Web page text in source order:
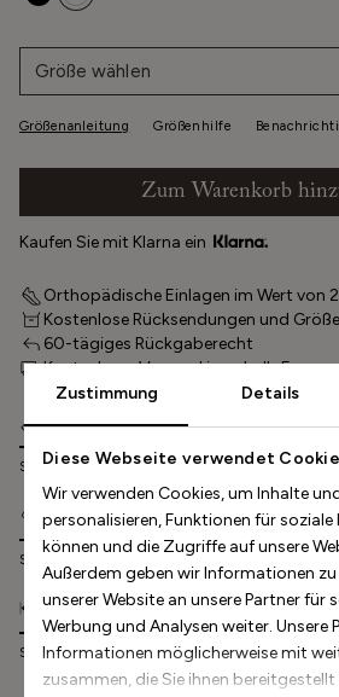
Zustimmung Details
Diese Webseite verwendet
Wir verwenden Cookies, um Inhalte
personalisieren, Funktionen für soziale
können und die Zugriffe auf unsere
Außerdem geben wir Informationen
unserer Website an unsere Partner für
Werbung und Analysen weiter. Unsere
Informationen möglicherweise mit
zusammen, die Sie ihnen
Größe wählen
Größenanleitung Größenhilfe
Zum Warenkorb
Kaufen Sie mit Klarna ein
Orthopädische Einlagen im Wert von
Kostenlose Rücksendungen und
60-tägiges Rückgaberecht
Kostenloser Versand innerhalb
Sizing
Small Normal
Comfort
Small
Width
Small Normal